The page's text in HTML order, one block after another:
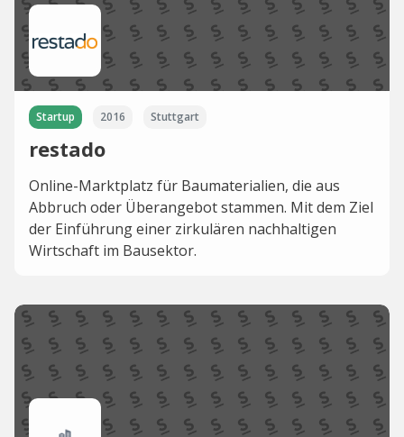
Startup 2016 Stuttgart
restado
Online-Marktplatz für Baumaterialien, die aus
Abbruch oder Überangebot stammen. Mit dem Ziel
der Einführung einer zirkulären nachhaltigen
Wirtschaft im Bausektor.